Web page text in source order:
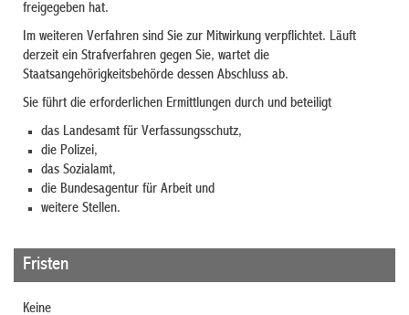
freigegeben hat.
Im weiteren Verfahren sind Sie zur Mitwirkung verpflichtet. Läuft
derzeit ein Strafverfahren gegen Sie, wartet die
Staatsangehörigkeitsbehörde dessen Abschluss ab.
Sie führt die erforderlichen Ermittlungen durch und beteiligt
das Landesamt für Verfassungsschutz,
die Polizei,
das Sozialamt,
die Bundesagentur für Arbeit und
weitere Stellen.
Fristen
Keine